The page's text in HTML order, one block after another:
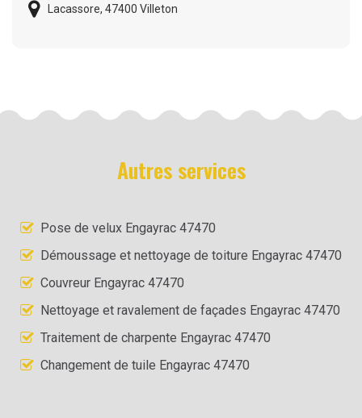
Lacassore, 47400 Villeton
Autres services
Pose de velux Engayrac 47470
Démoussage et nettoyage de toiture Engayrac 47470
Couvreur Engayrac 47470
Nettoyage et ravalement de façades Engayrac 47470
Traitement de charpente Engayrac 47470
Changement de tuile Engayrac 47470